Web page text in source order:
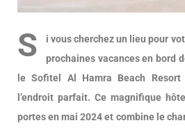
S
i vous cherchez un lieu pour
prochaines vacances en bord
le Sofitel Al Hamra Beach
l’endroit parfait. Ce magnifique
portes en mai 2024 et combine le